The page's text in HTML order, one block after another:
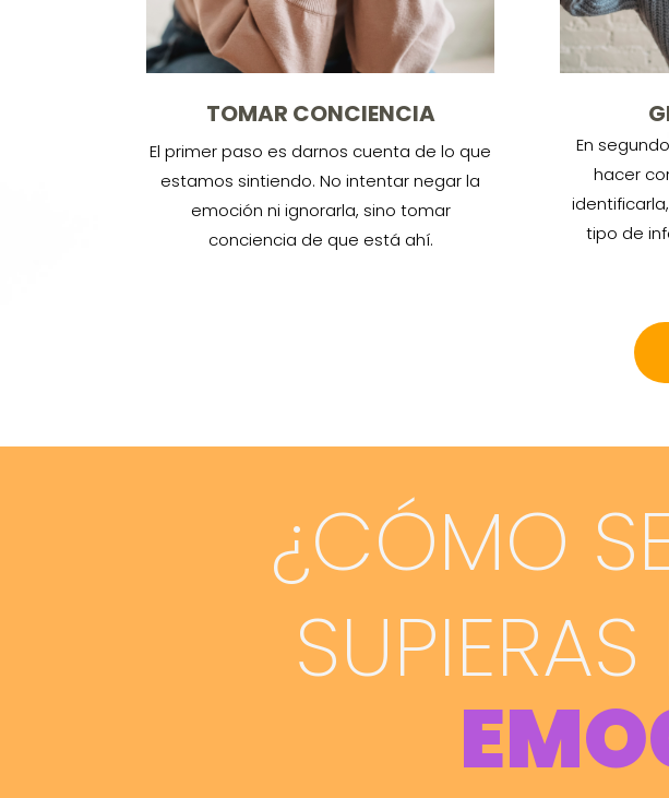
TOMAR CONCIENCIA
El primer paso es darnos cuenta de lo que
estamos sintiendo. No intentar negar la
emoción ni ignorarla, sino tomar
conciencia de que está ahí.
En
hacer
tipo de
¿CÓMO